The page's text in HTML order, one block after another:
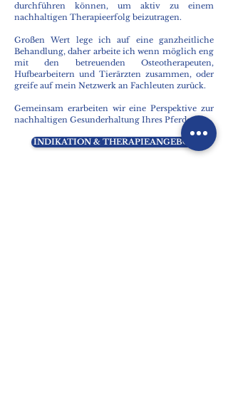
durchführen können, um aktiv zu einem
nachhaltigen Therapieerfolg beizutragen.
Großen Wert lege ich auf eine ganzheitliche
Behandlung, daher arbeite ich wenn möglich eng
mit den betreuenden Osteotherapeuten,
Hufbearbeitern und Tierärzten zusammen, oder
greife auf mein Netzwerk an Fachleuten zurück.
Gemeinsam erarbeiten wir eine Perspektive zur
nachhaltigen Gesunderhaltung Ihres Pferdes.
INDIKATION & THERAPIEANGEBOT